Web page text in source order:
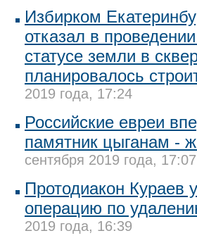
Избирком
отказал в
статусе земли в
планировалось
2019 года, 17:24
Российские евреи
памятник цыганам -
сентября 2019 года, 17:07
Протодиакон Кураев
операцию по
2019 года, 16:39